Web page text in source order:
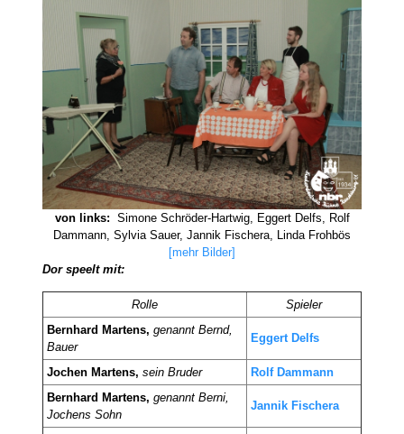
von links: Simone Schröder-Hartwig, Eggert Delfs, Rolf
Dammann, Sylvia Sauer, Jannik Fischera, Linda Frohbös
[mehr Bilder]
Dor speelt mit:
Rolle
Spieler
Bernhard Martens, genannt Bernd,
Bauer
Eggert Delfs
Jochen Martens, sein Bruder
Rolf Dammann
Bernhard Martens, genannt Berni,
Jochens Sohn
Jannik Fischera